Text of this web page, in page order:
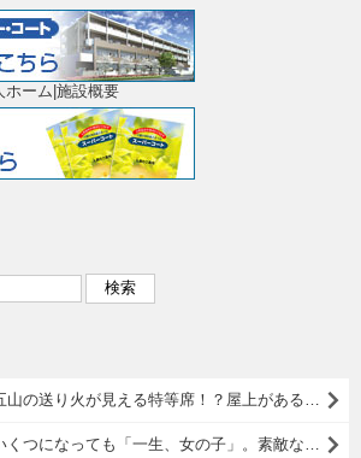
ホーム|施設概要
【SC公式YouTube】五山の送り火が見える特等席！？屋上がある介護施設の紹介
【SC公式YouTube】いくつになっても「一生、女の子」。素敵なおばあちゃんのヘアスタイル集